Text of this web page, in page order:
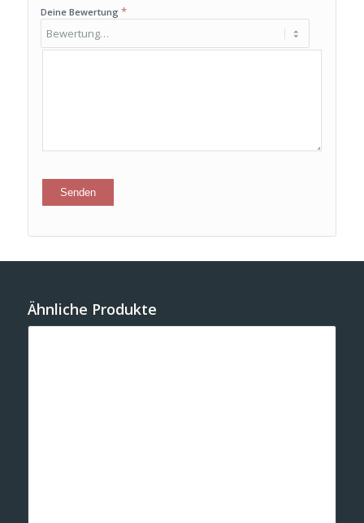
Deine Bewertung *
Ähnliche Produkte